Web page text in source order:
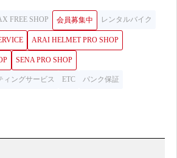
FREE SHOP 会員募集中 レンタルバイク
ARAI HELMET PRO SHOP
SENA PRO SHOP
ィングサービス ETC パンク保証